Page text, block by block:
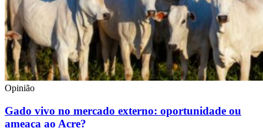
Opinião
Gado vivo no mercado externo: oportunidade ou
ameaça ao Acre?